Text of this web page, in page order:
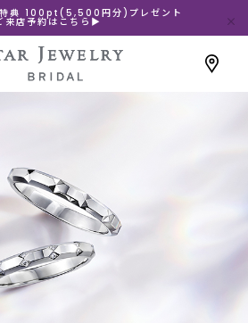
特典 100pt(5,500円分)プレゼント
来店予約はこちら▶